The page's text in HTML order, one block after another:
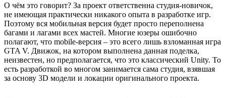
О чём это говорит? За проект ответственна студия-новичок,
не имеющая практически никакого опыта в разработке игр.
Поэтому вся мобильная версия будет просто переполнена
багами и лагами всех мастей. Многие юзеры ошибочно
полагают, что mobile-версия – это всего лишь взломанная игра
GTA V. Движок, на котором выполнена данная поделка,
неизвестен, но предполагается, что это классический Unity. То
есть разработкой во многом занимается сама студия, взявшая
за основу 3D модели и локации оригинального проекта.